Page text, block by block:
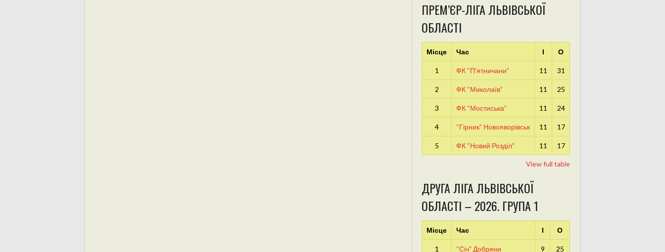
ПРЕМ’ЄР-ЛІГА ЛЬВІВСЬКОЇ
ОБЛАСТІ
Місце Час І О
1 ФК “П’ятничани” 11 31
2 ФК “Миколаїв” 11 25
3 ФК “Мостиська” 11 24
4 “Гірник” Новояворівськ 11 17
5 ФК “Новий Розділ” 11 17
View full table
ДРУГА ЛІГА ЛЬВІВСЬКОЇ
ОБЛАСТІ – 2026. ГРУПА 1
Місце Час І О
1 “Січ” Добряни 9 25